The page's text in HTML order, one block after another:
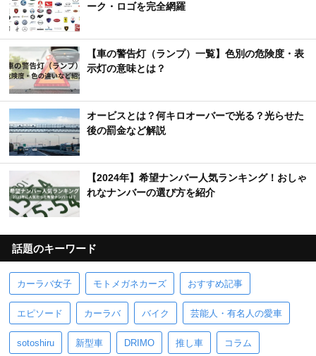
ーク・ロゴを完全網羅
【車の警告灯（ランプ）一覧】色別の危険度・表
示灯の意味とは？
オービスとは？何キロオーバーで光る？光らせた
後の罰金など解説
【2024年】希望ナンバー人気ランキング！おしゃ
れなナンバーの選び方を紹介
話題のキーワード
カーラバ女子 モトメガネカーズ おすすめ記事
エピソード カーラバ バイク 芸能人・有名人の愛車
sotoshiru 新型車 DRIMO 推し車 コラム